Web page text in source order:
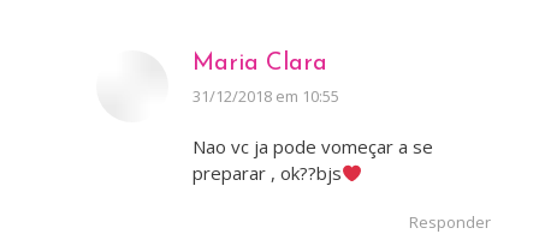
Maria Clara
disse:
31/12/2018 em 10:55
Nao vc ja pode vomeçar a se
preparar , ok??bjs
Responder